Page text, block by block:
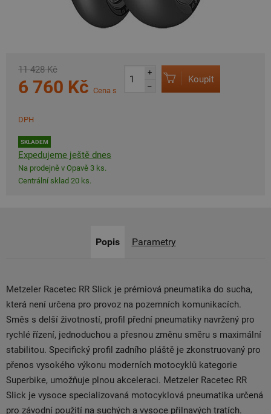
11 428 Kč
6 760 Kč Cena s
DPH
SKLADEM
Expedujeme ještě dnes
Na prodejně v Opavě 3 ks.
Centrální sklad 20 ks.
+
–
Koupit
Popis Parametry
Metzeler Racetec RR Slick je prémiová pneumatika do sucha,
která není určena pro provoz na pozemních komunikacích.
Směs s delší životností, profil přední pneumatiky navržený pro
rychlé řízení, jednoduchou a přesnou změnu směru s maximální
stabilitou. Specifický profil zadního pláště je zkonstruovaný pro
přenos vysokého výkonu moderních motocyklů kategorie
Superbike, umožňuje plnou akceleraci. Metzeler Racetec RR
Slick je vysoce specializovaná motocyklová pneumatika určená
pro závodní použití na suchých a vysoce přilnavých tratích.